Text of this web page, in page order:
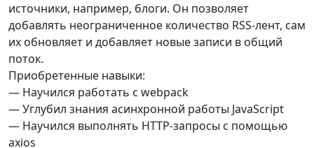
источники, например, блоги. Он позволяет
добавлять неограниченное количество RSS-лент, сам
их обновляет и добавляет новые записи в общий
поток.
Приобретенные навыки:
— Научился работать с webpack
— Углубил знания асинхронной работы JavaScript
— Научился выполнять HTTP-запросы с помощью
axios